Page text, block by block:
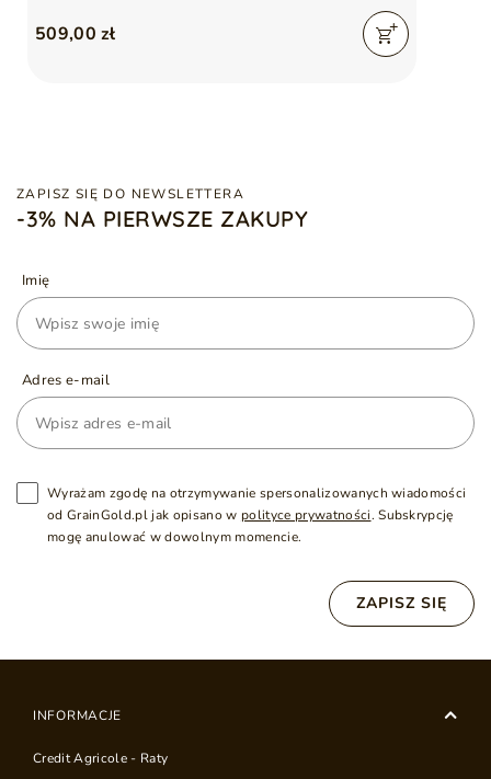
509,00 zł
ZAPISZ SIĘ DO NEWSLETTERA
-3% NA PIERWSZE ZAKUPY
Imię
Adres e-mail
Wyrażam zgodę na otrzymywanie spersonalizowanych wiadomości
od GrainGold.pl jak opisano w polityce prywatności. Subskrypcję
mogę anulować w dowolnym momencie.
ZAPISZ SIĘ
INFORMACJE
Credit Agricole - Raty